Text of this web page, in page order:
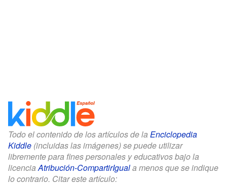
Todo el contenido de los artículos de la Enciclopedia
Kiddle (incluidas las imágenes) se puede utilizar
libremente para fines personales y educativos bajo la
licenciaAtribución-CompartirIguala menos que se indique
lo contrario. Citar este artículo: